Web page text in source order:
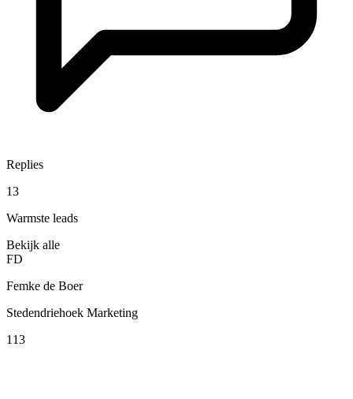
Replies
13
Warmste leads
Bekijk alle
FD
Femke de Boer
Stedendriehoek Marketing
113